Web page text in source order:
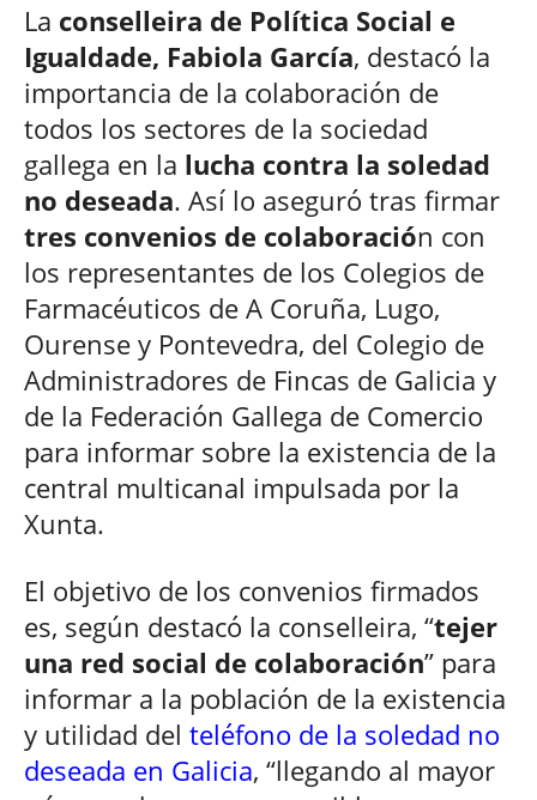
La conselleira de Política Social e
Igualdade, Fabiola García, destacó la
importancia de la colaboración de
todos los sectores de la sociedad
gallega en la lucha contra la soledad
no deseada. Así lo aseguró tras firmar
tres convenios de colaboración con
los representantes de los Colegios de
Farmacéuticos de A Coruña, Lugo,
Ourense y Pontevedra, del Colegio de
Administradores de Fincas de Galicia y
de la Federación Gallega de Comercio
para informar sobre la existencia de la
central multicanal impulsada por la
Xunta.
El objetivo de los convenios firmados
es, según destacó la conselleira, “tejer
una red social de colaboración” para
informar a la población de la existencia
y utilidad del teléfono de la soledad no
deseada en Galicia, “llegando al mayor